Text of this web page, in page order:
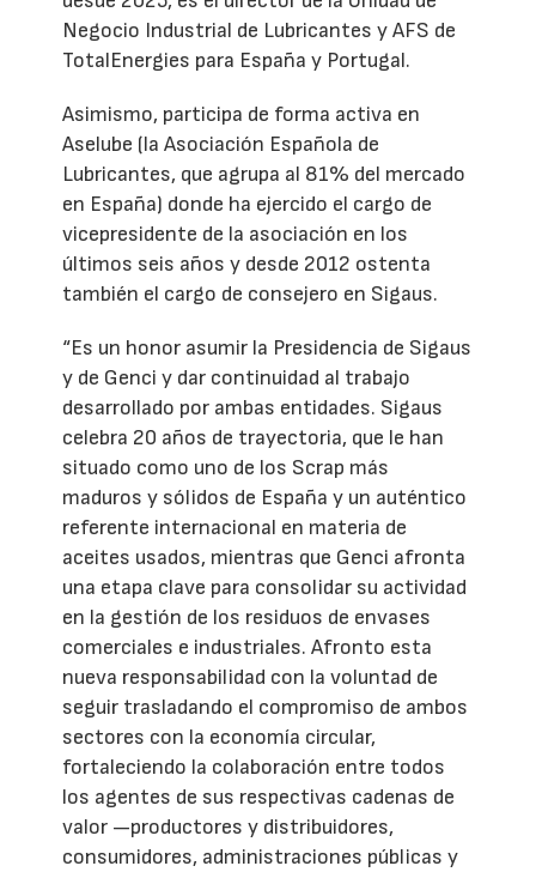
Negocio Industrial de Lubricantes y AFS de
TotalEnergies para España y Portugal.
Asimismo, participa de forma activa en
Aselube (la Asociación Española de
Lubricantes, que agrupa al 81% del mercado
en España) donde ha ejercido el cargo de
vicepresidente de la asociación en los
últimos seis años y desde 2012 ostenta
también el cargo de consejero en Sigaus.
“Es un honor asumir la Presidencia de Sigaus
y de Genci y dar continuidad al trabajo
desarrollado por ambas entidades. Sigaus
celebra 20 años de trayectoria, que le han
situado como uno de los Scrap más
maduros y sólidos de España y un auténtico
referente internacional en materia de
aceites usados, mientras que Genci afronta
una etapa clave para consolidar su actividad
en la gestión de los residuos de envases
comerciales e industriales. Afronto esta
nueva responsabilidad con la voluntad de
seguir trasladando el compromiso de ambos
sectores con la economía circular,
fortaleciendo la colaboración entre todos
los agentes de sus respectivas cadenas de
valor —productores y distribuidores,
consumidores, administraciones públicas y